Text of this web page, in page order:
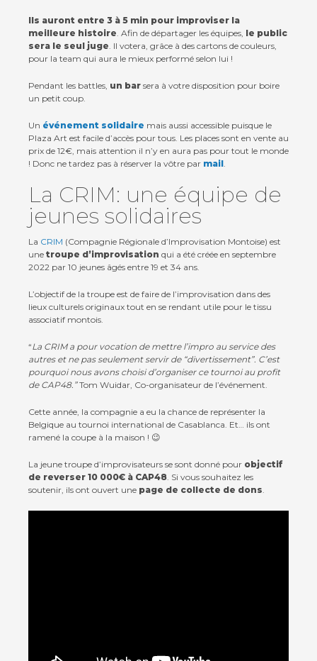
Ils auront entre 3 à 5 min pour improviser la
meilleure histoire. Afin de départager les équipes, le public
sera le seul juge. Il votera, grâce à des cartons de couleurs,
pour la team qui aura le mieux performé selon lui !
Pendant les battles, un bar sera à votre disposition pour boire
un petit coup.
Un événement solidaire mais aussi accessible puisque le
Plaza Art est facile d’accès pour tous. Les places sont en vente au
prix de 12€, mais attention il n’y en aura pas pour tout le monde
! Donc ne tardez pas à réserver la vôtre par mail.
La CRIM: une équipe de
jeunes solidaires
La CRIM (Compagnie Régionale d’Improvisation Montoise) est
une troupe d’improvisation qui a été créée en septembre
2022 par 10 jeunes âgés entre 19 et 34 ans.
L’objectif de la troupe est de faire de l’improvisation dans des
lieux culturels originaux tout en se rendant utile pour le tissu
associatif montois.
“La CRIM a pour vocation de mettre l’impro au service des
autres et ne pas seulement servir de “divertissement”. C’est
pourquoi nous avons choisi d’organiser ce tournoi au profit
de CAP48.”Tom Wuidar, Co-organisateur de l’événement.
Cette année, la compagnie a eu la chance de représenter la
Belgique au tournoi international de Casablanca. Et… ils ont
ramené la coupe à la maison ! 😉
La jeune troupe d’improvisateurs se sont donné pour objectif
de reverser 10 000€ à CAP48. Si vous souhaitez les
soutenir, ils ont ouvert une page de collecte de dons.